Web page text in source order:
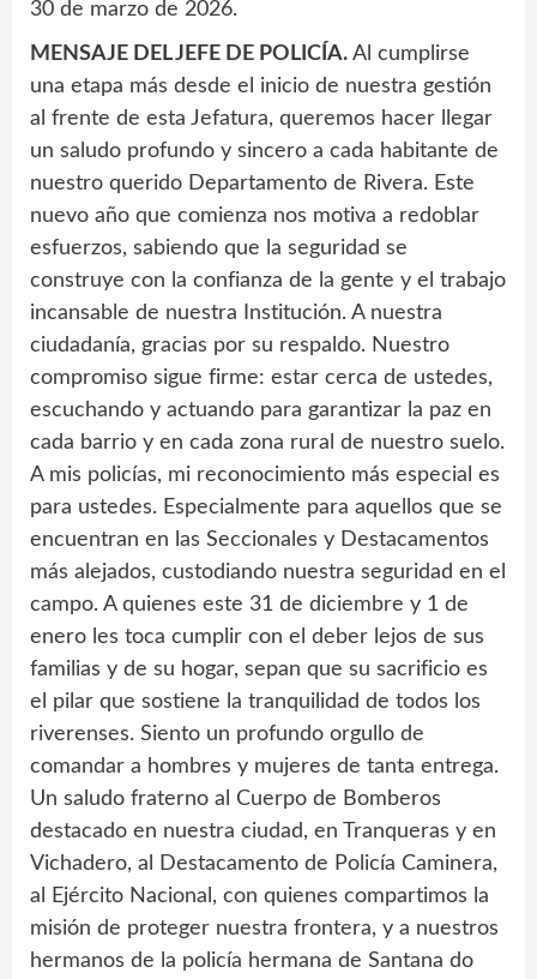
30 de marzo de 2026.
MENSAJE DEL JEFE DE POLICÍA. Al cumplirse
una etapa más desde el inicio de nuestra gestión
al frente de esta Jefatura, queremos hacer llegar
un saludo profundo y sincero a cada habitante de
nuestro querido Departamento de Rivera. Este
nuevo año que comienza nos motiva a redoblar
esfuerzos, sabiendo que la seguridad se
construye con la confianza de la gente y el trabajo
incansable de nuestra Institución. A nuestra
ciudadanía, gracias por su respaldo. Nuestro
compromiso sigue firme: estar cerca de ustedes,
escuchando y actuando para garantizar la paz en
cada barrio y en cada zona rural de nuestro suelo.
A mis policías, mi reconocimiento más especial es
para ustedes. Especialmente para aquellos que se
encuentran en las Seccionales y Destacamentos
más alejados, custodiando nuestra seguridad en el
campo. A quienes este 31 de diciembre y 1 de
enero les toca cumplir con el deber lejos de sus
familias y de su hogar, sepan que su sacrificio es
el pilar que sostiene la tranquilidad de todos los
riverenses. Siento un profundo orgullo de
comandar a hombres y mujeres de tanta entrega.
Un saludo fraterno al Cuerpo de Bomberos
destacado en nuestra ciudad, en Tranqueras y en
Vichadero, al Destacamento de Policía Caminera,
al Ejército Nacional, con quienes compartimos la
misión de proteger nuestra frontera, y a nuestros
hermanos de la policía hermana de Santana do